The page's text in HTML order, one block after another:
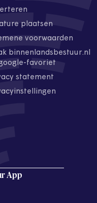
plaatsen
voorwaarden
binnenlandsbestuur.nl
favoriet
statement
App